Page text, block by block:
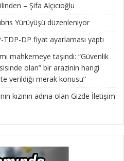
– Şifa Alçıcıoğlu
Yürüyüşü düzenleniyor
DP fiyat ayarlaması yaptı
mahkemeye taşındı: “Güvenlik
olan” bir arazinin hangi
verildiği merak konusu”
kızının adına olan Gizde İletişim